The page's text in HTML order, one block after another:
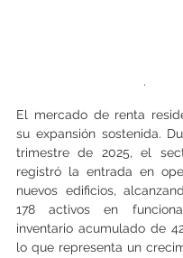
.
El mercado de renta
su expansión sostenida.
trimestre de 2025, el
registró la entrada en
nuevos edificios,
178 activos en
inventario acumulado de
lo que representa un